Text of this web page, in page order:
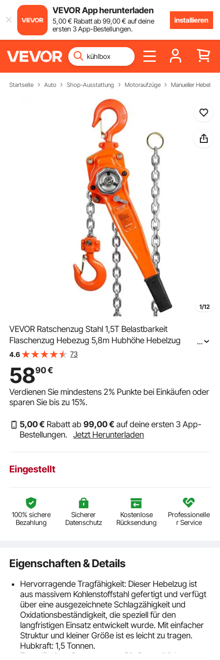
VEVOR App herunterladen
5,00€ Rabatt ab99,00€ auf deine
ersten 3 App-Bestellungen.
installieren
Startseite Auto Shop-Ausstattung Motoraufzüge Manueller Hebelzug
1/12
VEVOR Ratschenzug Stahl 1,5T Belastbarkeit
Flaschenzug Hebezug 5,8m Hubhöhe Hebelzug
Ф8x24mm Hubkettengröße Kettenzug 240N Zugkraft
Ratschenkettenzug
...
4.6 73
5890€
Verdienen Sie mindestens2% Punkte bei Einkäufen oder
sparen Sie bis zu15%.
5,00€ Rabatt ab99,00€ auf deine ersten 3 App-
Bestellungen.
Jetzt Herunterladen
Eingestellt
100% sichere
Bezahlung
Sicherer
Datenschutz
Kostenlose
Rücksendung
Professionelle
r Service
Eigenschaften & Details
Hervorragende Tragfähigkeit: Dieser Hebelzug ist
aus massivem Kohlenstoffstahl gefertigt und verfügt
über eine ausgezeichnete Schlagzähigkeit und
Oxidationsbeständigkeit, die speziell für den
langfristigen Einsatz entwickelt wurde. Mit einfacher
Struktur und kleiner Größe ist es leicht zu tragen.
Hubkraft: 1,5 Tonnen.
Zuverlässiges Bremssystem: Die Doppelklinken-